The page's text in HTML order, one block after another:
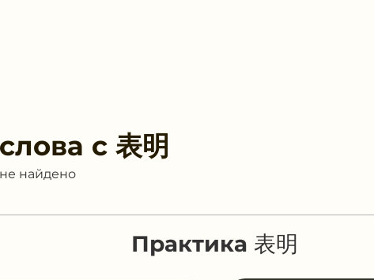
с 表明
найдено
Практика 表明